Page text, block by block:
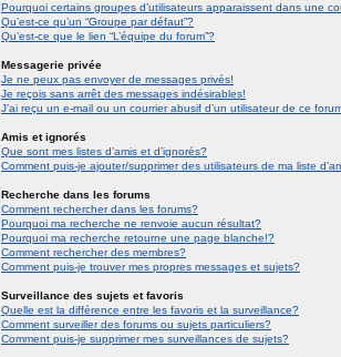
Pourquoi certains groupes d’utilisateurs apparaissent dans une
Qu’est-ce qu’un “Groupe par défaut”?
Qu’est-ce que le lien “L’équipe du forum”?
Messagerie privée
Je ne peux pas envoyer de messages privés!
Je reçois sans arrêt des messages indésirables!
J’ai reçu un e-mail ou un courrier abusif d’un utilisateur de ce
Amis et ignorés
Que sont mes listes d’amis et d’ignorés?
Comment puis-je ajouter/supprimer des utilisateurs de ma liste
Recherche dans les forums
Comment rechercher dans les forums?
Pourquoi ma recherche ne renvoie aucun résultat?
Pourquoi ma recherche retourne une page blanche!?
Comment rechercher des membres?
Comment puis-je trouver mes propres messages et sujets?
Surveillance des sujets et favoris
Quelle est la différence entre les favoris et la surveillance?
Comment surveiller des forums ou sujets particuliers?
Comment puis-je supprimer mes surveillances de sujets?